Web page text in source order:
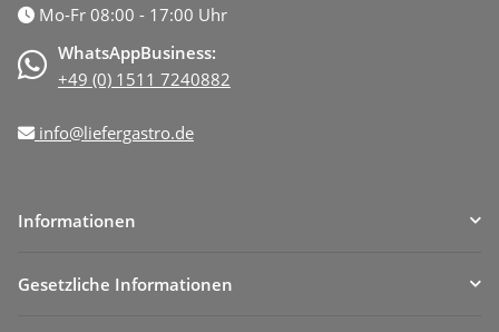
Mo-Fr 08:00 - 17:00 Uhr
WhatsAppBusiness:
+49 (0) 1511 7240882
info@liefergastro.de
Informationen
Gesetzliche Informationen